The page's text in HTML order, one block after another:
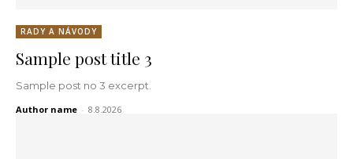
RADY A NÁVODY
Sample post title 3
Sample post no 3 excerpt.
Author name - 8.8.2026